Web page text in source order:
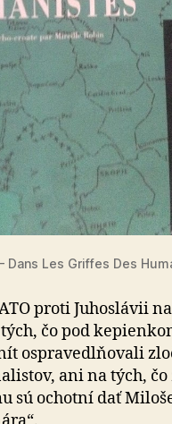
Dans Les Griffes Des
proti Juhoslávii
čo pod
ospravedlňovali
ani na tých, čo
sú ochotní dať